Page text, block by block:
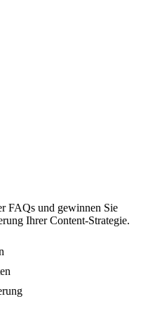
FAQs und gewinnen Sie
Ihrer Content-Strategie.